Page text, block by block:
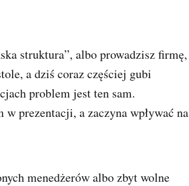
struktura”, albo prowadzisz firmę,
a dziś coraz częściej gubi
problem jest ten sam.
w prezentacji, a zaczyna wpływać na
menedżerów albo zbyt wolne